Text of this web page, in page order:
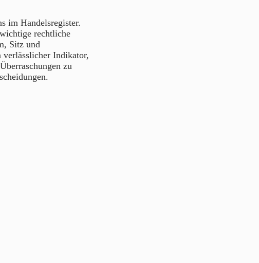
im Handelsregister.
rechtliche
Sitz und
verlässlicher Indikator,
zu